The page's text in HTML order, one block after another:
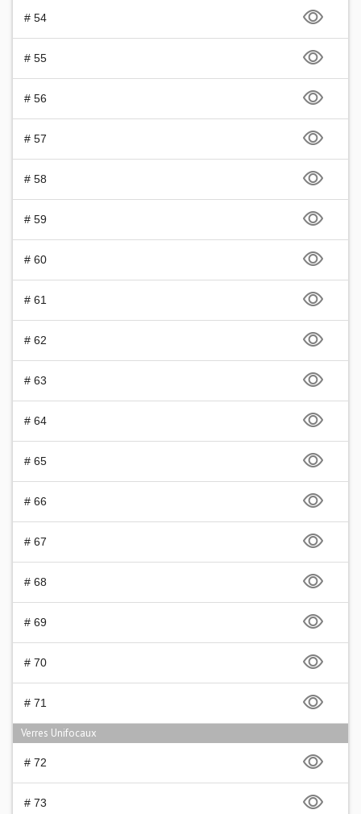
# 54
# 55
# 56
# 57
# 58
# 59
# 60
# 61
# 62
# 63
# 64
# 65
# 66
# 67
# 68
# 69
# 70
# 71
Verres Unifocaux
# 72
# 73